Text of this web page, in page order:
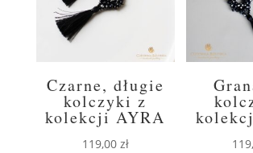
Czarne, długie
kolczyki z
kolekcji AYRA
119,00 zł